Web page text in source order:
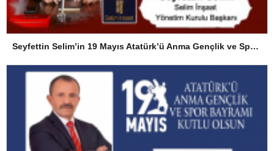
Seyfettin Selim’in 19 Mayıs Atatürk’ü Anma Gençlik ve Spor Bayramı Mesajı